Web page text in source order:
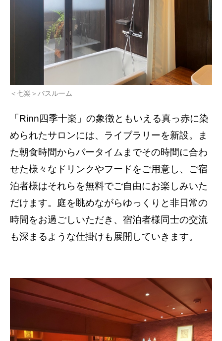
＜七楽＞バスルーム
「Rinn四季十楽」の象徴ともいえる真っ赤に染
められたサロンには、ライブラリーを新設。ま
た朝食時間からバータイムまでその時間に合わ
せた様々なドリンクやフードをご用意し、ご宿
泊者様はそれらを無料でご自由にお楽しみいた
だけます。庭を眺めながらゆっくりと非日常の
時間をお過ごしいただき、宿泊者様同士の交流
も深まるような仕掛けも展開していきます。